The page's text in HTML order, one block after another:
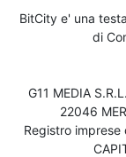
BitCity e' una
di
G11 MEDIA
22046
Registro